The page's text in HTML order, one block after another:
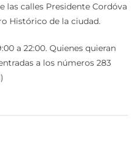
las calles Presidente Cordóva
Histórico de la ciudad.
a 22:00. Quienes quieran
a los números 283